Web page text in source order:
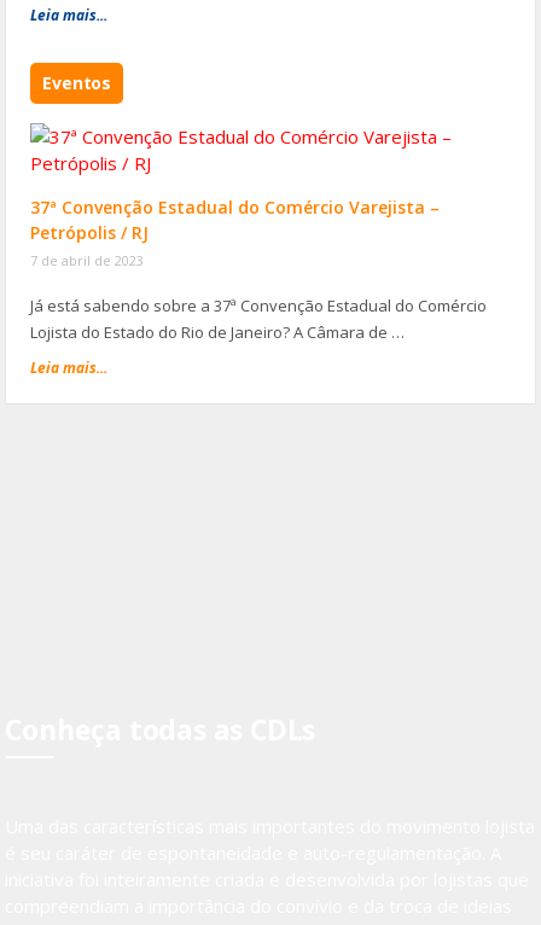
Leia mais...
Eventos
37ª Convenção Estadual do Comércio Varejista –
Petrópolis / RJ
7 de abril de 2023
Já está sabendo sobre a 37ª Convenção Estadual do Comércio
Lojista do Estado do Rio de Janeiro? A Câmara de …
Leia mais...